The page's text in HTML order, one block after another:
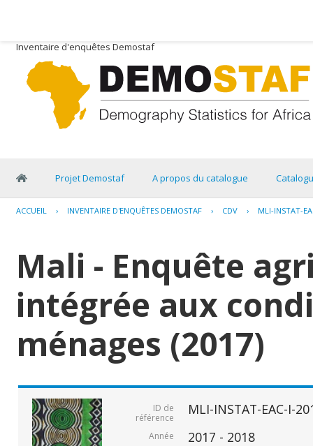
Inventaire d'enquêtes Demostaf
Projet Demostaf A propos du catalogue
ACCUEIL › INVENTAIRE D'ENQUÊTES DEMOSTAF › CDV › MLI-INSTAT-
Mali - Enquête
intégrée aux
ménages (2017)
ID de
référence
MLI-INSTAT-EAC-I-
Année 2017 - 2018